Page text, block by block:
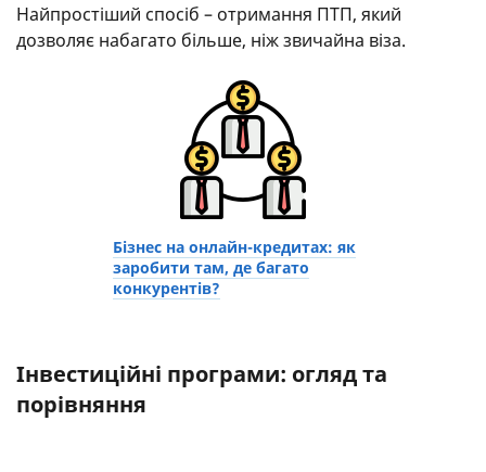
Найпростіший спосіб – отримання ПТП, який
дозволяє набагато більше, ніж звичайна віза.
Бізнес на онлайн-кредитах: як
заробити там, де багато
конкурентів?
Інвестиційні програми: огляд та
порівняння